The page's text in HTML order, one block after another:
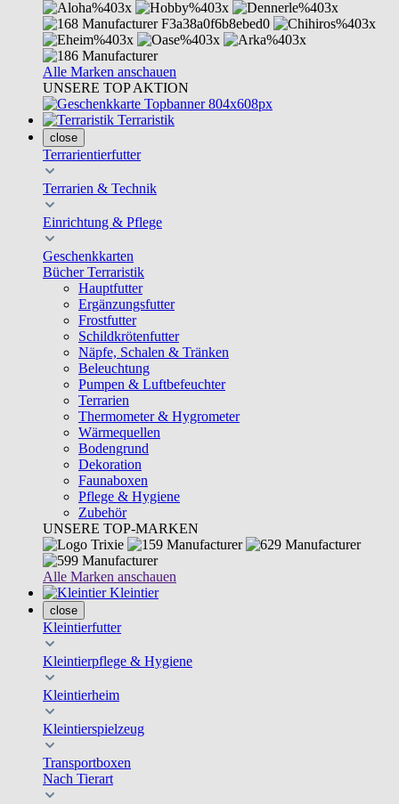
Alle Marken anschauen
UNSERE TOP AKTION
Terraristik
close
Terrarientierfutter
Terrarien & Technik
Einrichtung & Pflege
Geschenkkarten
Bücher Terraristik
Hauptfutter
Ergänzungsfutter
Frostfutter
Schildkrötenfutter
Näpfe, Schalen & Tränken
Beleuchtung
Pumpen & Luftbefeuchter
Terrarien
Thermometer & Hygrometer
Wärmequellen
Bodengrund
Dekoration
Faunaboxen
Pflege & Hygiene
Zubehör
UNSERE TOP-MARKEN
Alle Marken anschauen
Kleintier
close
Kleintierfutter
Kleintierpflege & Hygiene
Kleintierheim
Kleintierspielzeug
Transportboxen
Nach Tierart